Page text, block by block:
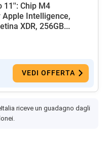
11'': Chip M4
Intelligence,
XDR, 256GB...
VEDI OFFERTA
riceve un guadagno dagli